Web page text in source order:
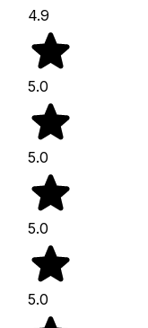
4.9
5.0
5.0
5.0
5.0